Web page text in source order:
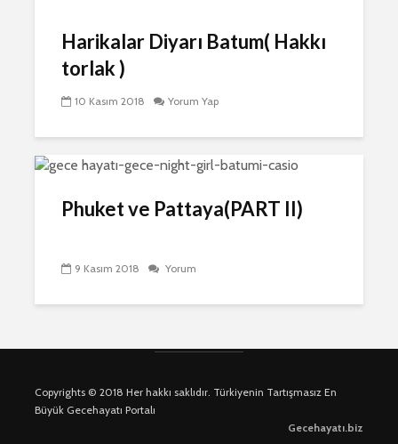
Harikalar Diyarı Batum( Hakkı
torlak )
10 Kasım 2018 Yorum Yap
Phuket ve Pattaya(PART II)
9 Kasım 2018 Yorum
Copyrights © 2018 Her hakkı saklıdır. Türkiyenin Tartışmasız En
Büyük Gecehayatı Portalı
Gecehayatı.biz